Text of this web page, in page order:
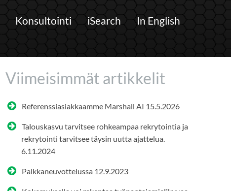
Konsultointi iSearch In English
Viimeisimmät artikkelit
Referenssiasiakkaamme Marshall AI 15.5.2026
Talouskasvu tarvitsee rohkeampaa rekrytointia ja
rekrytointi tarvitsee täysin uutta ajattelua.
6.11.2024
Palkkaneuvottelussa 12.9.2023